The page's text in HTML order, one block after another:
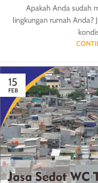
Apakah Anda sudah
lingkungan rumah Anda?
15
FEB